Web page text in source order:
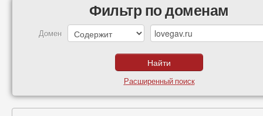
Фильтр по доменам
Домен
Расширенный поиск